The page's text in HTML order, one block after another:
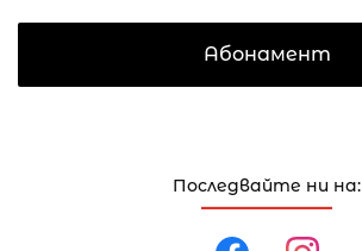
Последвайте ни на:
Абонамент